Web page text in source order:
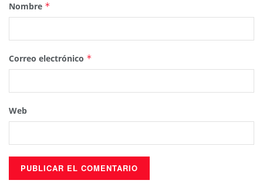
Nombre *
Correo electrónico *
Web